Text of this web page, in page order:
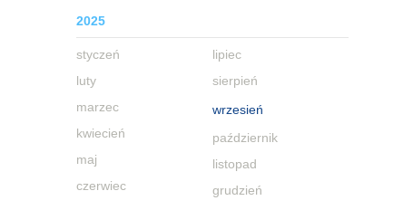
2025
styczeń
luty
marzec
kwiecień
maj
czerwiec
lipiec
sierpień
wrzesień
październik
listopad
grudzień